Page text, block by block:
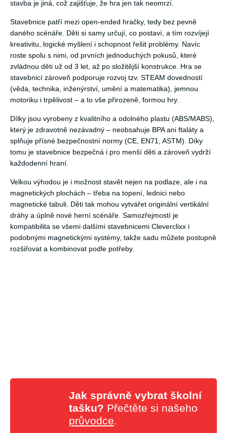
stavba je jiná, což zajišťuje, že hra jen tak neomrzí.
Stavebnice patří mezi open-ended hračky, tedy bez pevně
daného scénáře. Děti si samy určují, co postaví, a tím rozvíjejí
kreativitu, logické myšlení i schopnost řešit problémy. Navíc
roste spolu s nimi, od prvních jednoduchých pokusů, které
zvládnou děti už od 3 let, až po složitější konstrukce. Hra se
stavebnicí zároveň podporuje rozvoj tzv. STEAM dovedností
(věda, technika, inženýrství, umění a matematika), jemnou
motoriku i trpělivost – a to vše přirozeně, formou hry.
Dílky jsou vyrobeny z kvalitního a odolného plastu (ABS/MABS),
který je zdravotně nezávadný – neobsahuje BPA ani ftaláty a
splňuje přísné bezpečnostní normy (CE, EN71, ASTM). Díky
tomu je stavebnice bezpečná i pro menší děti a zároveň vydrží
každodenní hraní.
Velkou výhodou je i možnost stavět nejen na podlaze, ale i na
magnetických plochách – třeba na topení, lednici nebo
magnetické tabuli. Děti tak mohou vytvářet originální vertikální
dráhy a úplně nové herní scénáře. Samozřejmostí je
kompatibilita se všemi dalšími stavebnicemi Cleverclixx i
podobnými magnetickými systémy, takže sadu můžete postupně
rozšiřovat a kombinovat podle potřeby.
Jak správně vybrat školní
tašku? Přečtěte si našeho
průvodce.